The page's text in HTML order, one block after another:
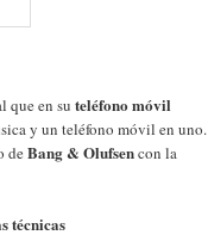
que en su teléfono móvil
y un teléfono móvil en uno.
deBang & Olufsencon la
técnicas